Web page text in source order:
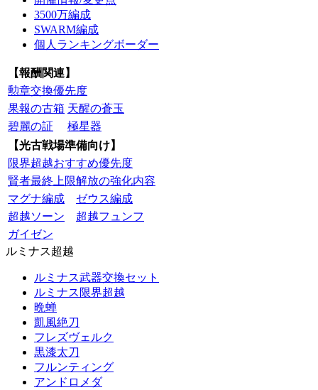
3500万編成
SWARM編成
個人ランキングボーダー
【報酬関連】
勲章交換優先度
果報の古箱 天醒の蒼玉
碧麗の証
極星器
【光古戦場準備向け】
限界超越おすすめ優先度
賢者最終上限解放の強化内容
マグナ編成
ゼウス編成
超越ソーン
超越フュンフ
ガイゼン
ルミナス超越
ルミナス武器交換セット
ルミナス限界超越
晩蝉
凱風絶刀
フレズヴェルク
黒漆太刀
フルンティング
アンドロメダ